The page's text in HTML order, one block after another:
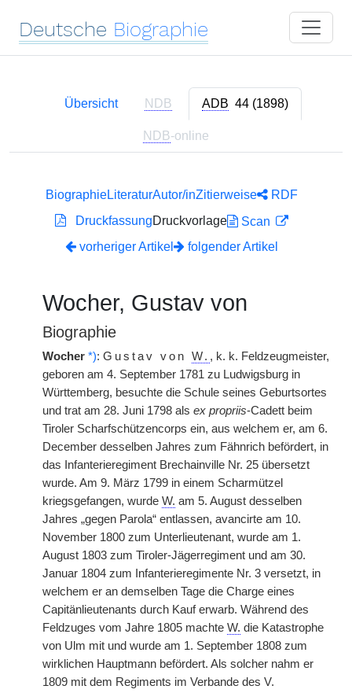
Deutsche Biographie
Übersicht NDB ADB 44 (1898)
NDB-online
BiographieLiteraturAutor/inZitierweise
RDF
DruckfassungDruckvorlage
Scan
vorheriger Artikel
folgender Artikel
Wocher, Gustav von
Biographie
Wocher *): Gustav von W. , k. k. Feldzeugmeister,
geboren am 4. September 1781 zu Ludwigsburg in
Württemberg, besuchte die Schule seines Geburtsortes
und trat am 28. Juni 1798 als ex propriis-Cadett beim
Tiroler Scharfschützencorps ein, aus welchem er, am 6.
December desselben Jahres zum Fähnrich befördert, in
das Infanterieregiment Brechainville Nr. 25 übersetzt
wurde. Am 9. März 1799 in einem Scharmützel
kriegsgefangen, wurde W. am 5. August desselben
Jahres „gegen Parola“ entlassen, avancirte am 10.
November 1800 zum Unterlieutenant, wurde am 1.
August 1803 zum Tiroler-Jägerregiment und am 30.
Januar 1804 zum Infanterieregimente Nr. 3 versetzt, in
welchem er an demselben Tage die Charge eines
Capitänlieutenants durch Kauf erwarb. Während des
Feldzuges vom Jahre 1805 machte W. die Katastrophe
von Ulm mit und wurde am 1. September 1808 zum
wirklichen Hauptmann befördert. Als solcher nahm er
1809 mit dem Regiments im Verbande des V.